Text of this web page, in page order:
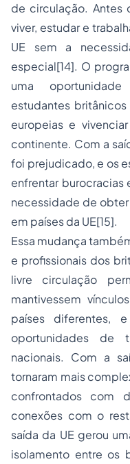
de circulação. Antes
viver, estudar e
UE sem a
especial[14]. O
uma
estudantes
europeias e
continente. Com a
foi prejudicado, e os
enfrentar burocracias
necessidade de
em países da UE[15].
Essa mudança
e profissionais dos
livre circulação
mantivessem
países diferentes,
oportunidades de
nacionais. Com a
tornaram mais
confrontados com
conexões com o
saída da UE gerou
isolamento entre os